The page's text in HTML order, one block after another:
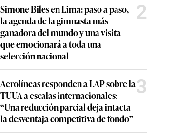
Simone Biles en Lima: paso a paso,
la agenda de la gimnasta más
ganadora del mundo y una visita
que emocionará a toda una
selección nacional
2
Aerolíneas responden a LAP sobre la
TUUA a escalas internacionales:
“Una reducción parcial deja intacta
la desventaja competitiva de fondo”
3